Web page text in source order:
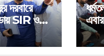
দরবারে
SIR ও